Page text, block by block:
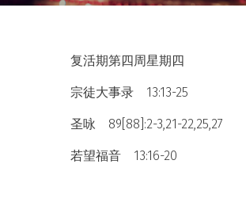
复活期第四周星期四
宗徒大事录 13:13-25
圣咏 89[88]:2-3,21-22,25,27
若望福音 13:16-20